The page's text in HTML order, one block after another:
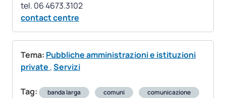
contact centre
Tema: Pubbliche amministrazioni e istituzioni
private ,Servizi
Tag: banda larga comuni
comunicazione